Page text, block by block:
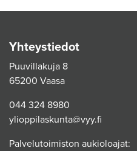
Yhteystiedot
Puuvillakuja 8
65200 Vaasa
044 324 8980
ylioppilaskunta@vyy.fi
Palvelutoimiston aukioloajat: